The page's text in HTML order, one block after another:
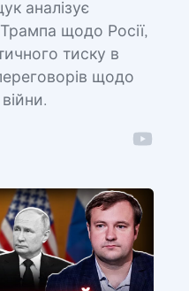
аналізує
щодо Росії,
тиску в
щодо